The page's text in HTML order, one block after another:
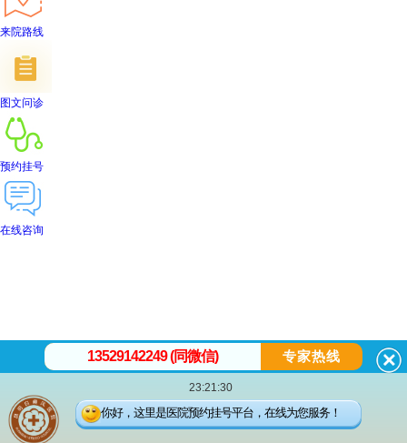
来院路线
图文问诊
预约挂号
在线咨询
明白癜风医院
昆明市五华区护国路2号
13529142249 (同微信) 专家热线
23:21:30
你好，这里是医院预约挂号平台，在线为您服务！